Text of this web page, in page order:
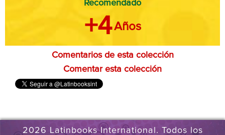
Recomendado
+4Años
Comentarios de esta colección
Comentar esta colección
2026 Latinbooks International. Todos los